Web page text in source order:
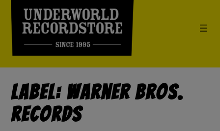
Label: Warner Bros.
Records